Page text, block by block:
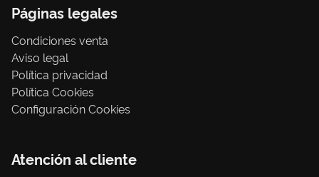
Páginas legales
Condiciones venta
Aviso legal
Política privacidad
Política Cookies
Configuración Cookies
Atención al cliente